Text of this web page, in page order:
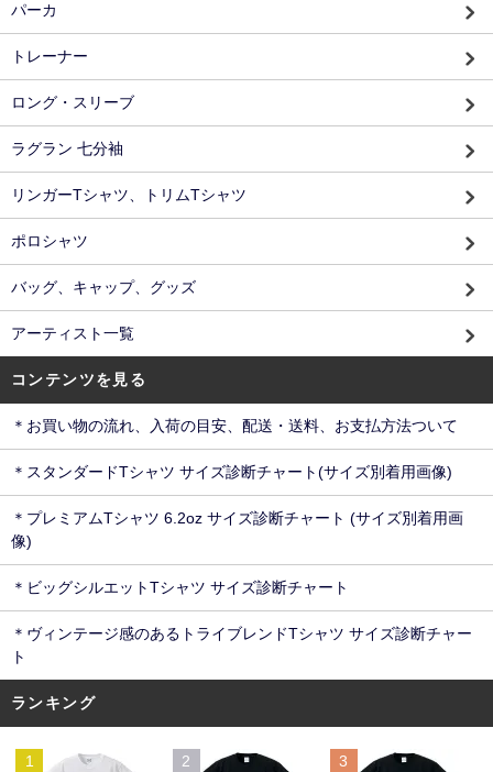
パーカ
トレーナー
ロング・スリーブ
ラグラン 七分袖
リンガーTシャツ、トリムTシャツ
ポロシャツ
バッグ、キャップ、グッズ
アーティスト一覧
コンテンツを見る
＊お買い物の流れ、入荷の目安、配送・送料、お支払方法ついて
＊スタンダードTシャツ サイズ診断チャート(サイズ別着用画像)
＊プレミアムTシャツ 6.2oz サイズ診断チャート (サイズ別着用画
像)
＊ビッグシルエットTシャツ サイズ診断チャート
＊ヴィンテージ感のあるトライブレンドTシャツ サイズ診断チャー
ト
ランキング
1 2 3